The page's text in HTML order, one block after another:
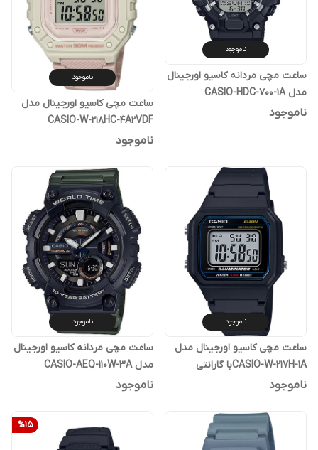
ناموجود
ساعت مچی مردانه کاسیو اورجینال
مدل CASIO-HDC-700-1A
ناموجود
ناموجود
ساعت مچی کاسیو اورجینال مدل
CASIO-W-218HC-4A2VDF
ناموجود
ناموجود
ساعت مچی کاسیو اورجینال مدل
CASIO-W-217H-1Aبا گارانتی
یکساله پوزیترون
ناموجود
ناموجود
ساعت مچی مردانه کاسیو اورجینال
مدل CASIO-AEQ-110W-3A
ناموجود
%15